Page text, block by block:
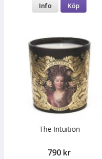
Info Köp
The Intuition
790 kr